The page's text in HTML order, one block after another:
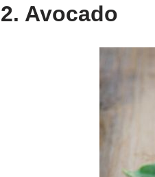
2. Avocado